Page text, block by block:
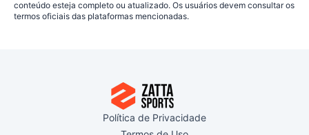
conteúdo esteja completo ou atualizado. Os usuários devem consultar os
termos oficiais das plataformas mencionadas.
Política de Privacidade